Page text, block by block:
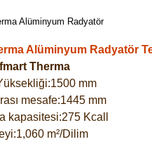
Alüminyum Radyatör
Therma
mm
mesafe:1445 mm
kapasitesi:275 Kcall
m²/Dilim